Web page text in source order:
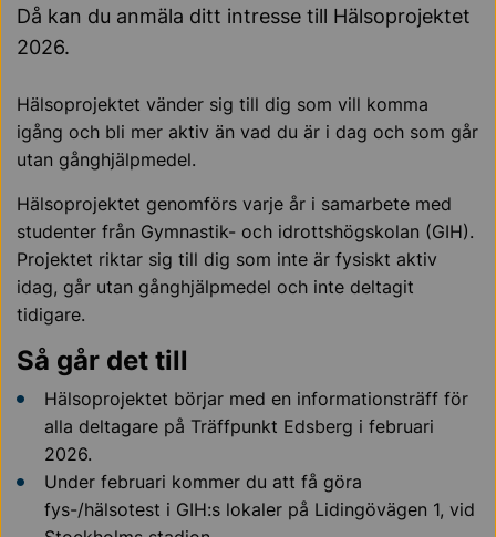
Då kan du anmäla ditt intresse till Hälsoprojektet
2026.
Hälsoprojektet vänder sig till dig som vill komma
igång och bli mer aktiv än vad du är i dag och som går
utan gånghjälpmedel.
Hälsoprojektet genomförs varje år i samarbete med
studenter från Gymnastik- och idrottshögskolan (GIH).
Projektet riktar sig till dig som inte är fysiskt aktiv
idag, går utan gånghjälpmedel och inte deltagit
tidigare.
Så går det till
Hälsoprojektet börjar med en informationsträff för
alla deltagare på Träffpunkt Edsberg i februari
2026.
Under februari kommer du att få göra
fys-/hälsotest i GIH:s lokaler på Lidingövägen 1, vid